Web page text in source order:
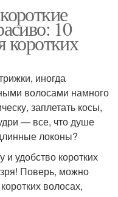
10
коротких
иногда
волосами намного
заплетать косы,
— все, что душе
локоны?
удобство коротких
Поверь, можно
волосах,